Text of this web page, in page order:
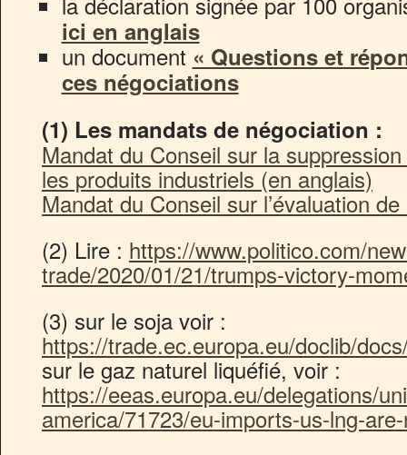
ici en anglais
un document « Questions et
ces négociations
(1) Les mandats de négociation :
Mandat du Conseil sur la
les produits industriels (en anglais)
Mandat du Conseil sur l’évaluation
(2) Lire : https://www.politico.com/
trade/2020/01/21/trumps-victory-
(3) sur le soja voir :
https://trade.ec.europa.eu/doclib/
sur le gaz naturel liquéfié, voir :
https://eeas.europa.eu/delegations/
america/71723/eu-imports-us-lng-